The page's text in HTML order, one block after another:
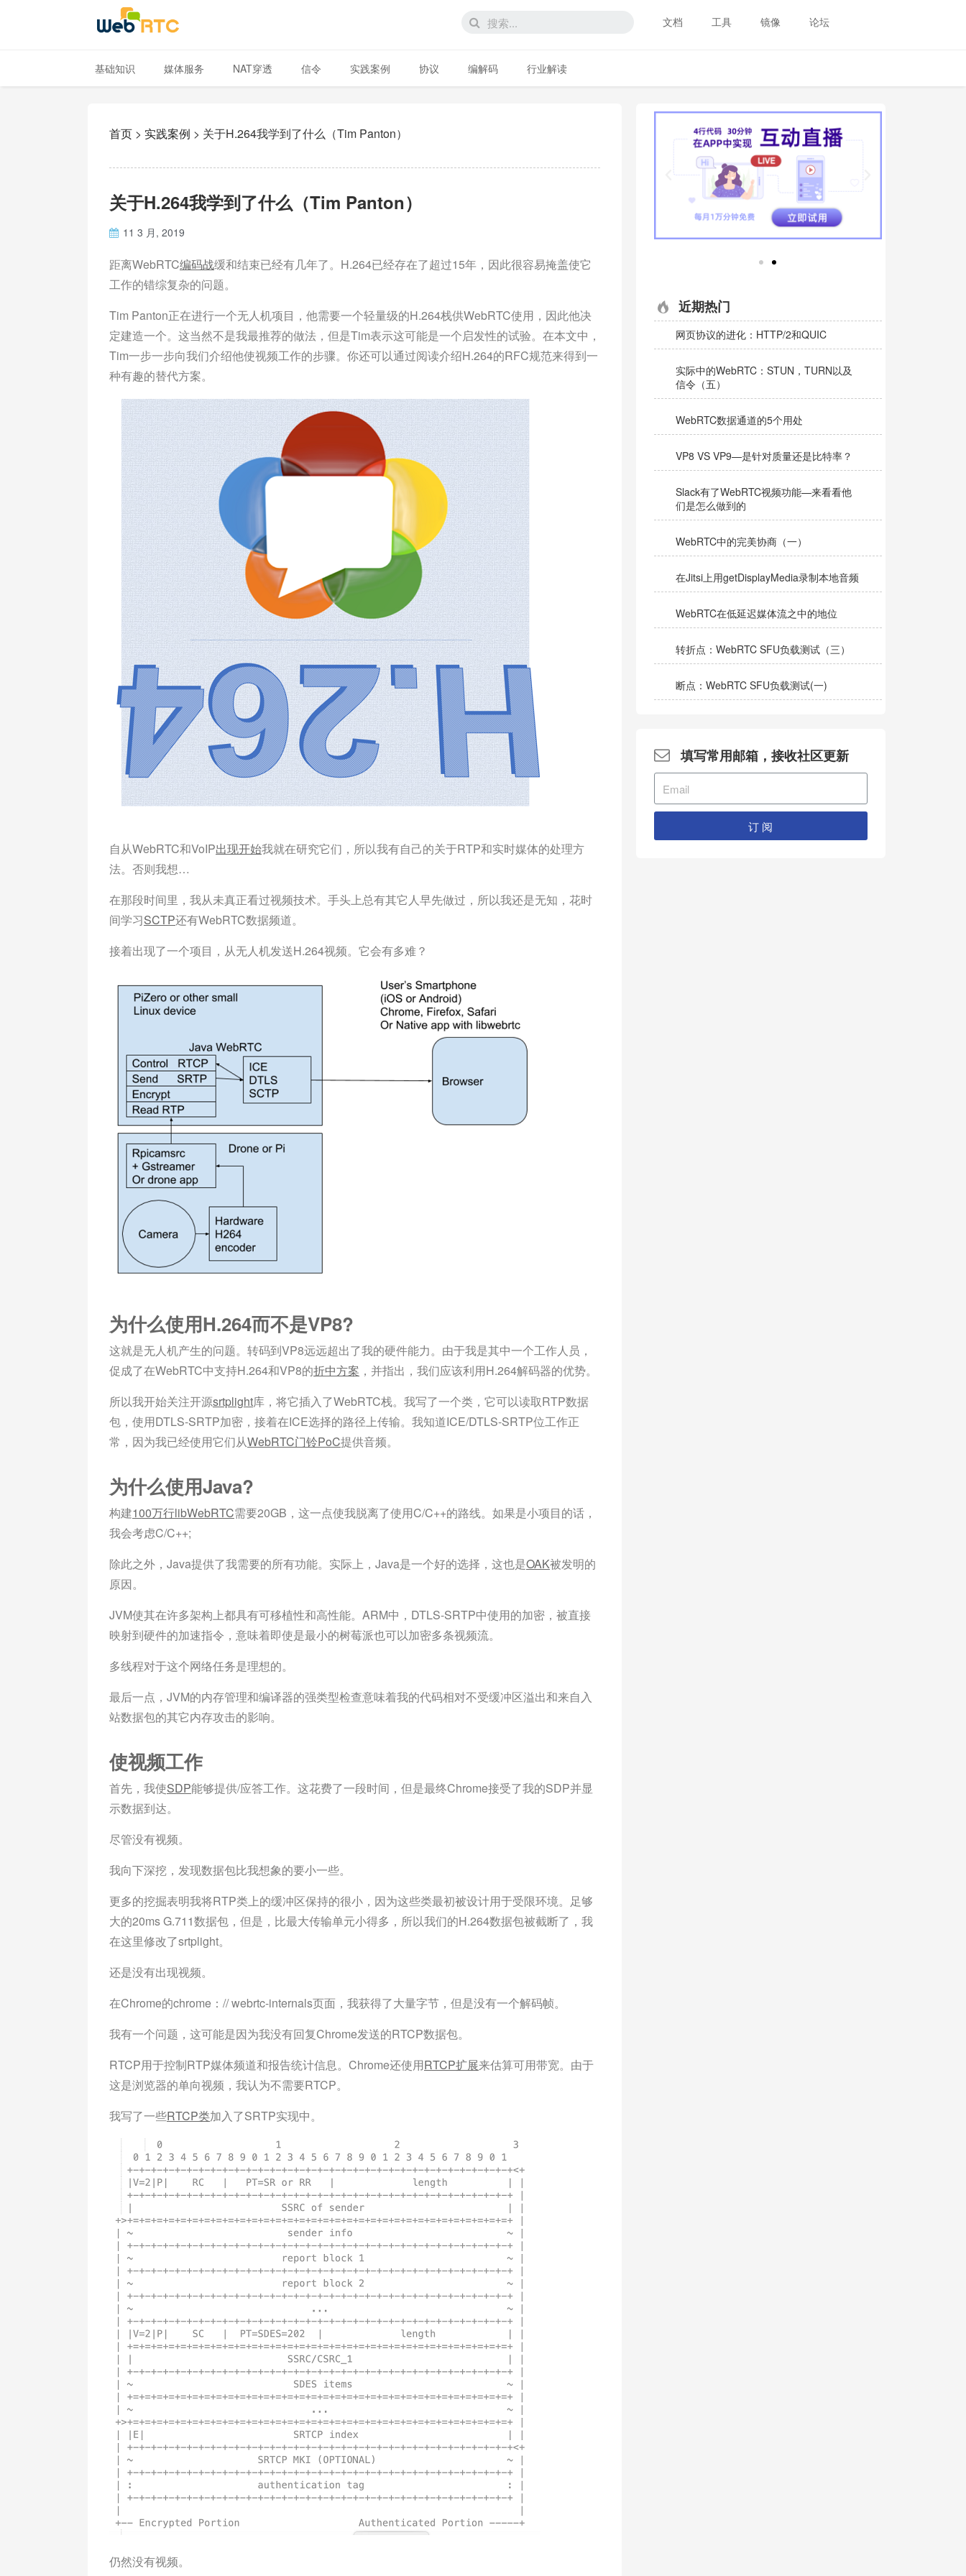
文档 工具 镜像 论坛
基础知识 媒体服务 NAT穿透 信令 实践案例 协议 编解码 行业解读
首页 > 实践案例 > 关于H.264我学到了什么（Tim Panton）
关于H.264我学到了什么（Tim Panton）
11 3 月, 2019
距离WebRTC编码战缓和结束已经有几年了。H.264已经存在了超过15年，因此很容易掩盖使它
工作的错综复杂的问题。
Tim Panton正在进行一个无人机项目，他需要一个轻量级的H.264栈供WebRTC使用，因此他决
定建造一个。这当然不是我最推荐的做法，但是Tim表示这可能是一个启发性的试验。在本文中，
Tim一步一步向我们介绍他使视频工作的步骤。你还可以通过阅读介绍H.264的RFC规范来得到一
种有趣的替代方案。
自从WebRTC和VoIP出现开始我就在研究它们，所以我有自己的关于RTP和实时媒体的处理方
法。否则我想…
在那段时间里，我从未真正看过视频技术。手头上总有其它人早先做过，所以我还是无知，花时
间学习SCTP还有WebRTC数据频道。
接着出现了一个项目，从无人机发送H.264视频。它会有多难？
为什么使用H.264而不是VP8?
这就是无人机产生的问题。转码到VP8远远超出了我的硬件能力。由于我是其中一个工作人员，
促成了在WebRTC中支持H.264和VP8的折中方案 ，并指出，我们应该利用H.264解码器的优势。
所以我开始关注开源srtplight库，将它插入了WebRTC栈。我写了一个类，它可以读取RTP数据
包，使用DTLS-SRTP加密，接着在ICE选择的路径上传输。我知道ICE/DTLS-SRTP位工作正
常，因为我已经使用它们从WebRTC门铃PoC提供音频。
为什么使用Java?
构建100万行libWebRTC需要20GB，这一点使我脱离了使用C/C++的路线。如果是小项目的话，
我会考虑C/C++;
除此之外，Java提供了我需要的所有功能。实际上，Java是一个好的选择，这也是OAK被发明的
原因。
JVM使其在许多架构上都具有可移植性和高性能。ARM中，DTLS-SRTP中使用的加密，被直接
映射到硬件的加速指令，意味着即使是最小的树莓派也可以加密多条视频流。
多线程对于这个网络任务是理想的。
最后一点，JVM的内存管理和编译器的强类型检查意味着我的代码相对不受缓冲区溢出和来自入
站数据包的其它内存攻击的影响。
使视频工作
首先，我使SDP能够提供/应答工作。这花费了一段时间，但是最终Chrome接受了我的SDP并显
示数据到达。
尽管没有视频。
我向下深挖，发现数据包比我想象的要小一些。
更多的挖掘表明我将RTP类上的缓冲区保持的很小，因为这些类最初被设计用于受限环境。足够
大的20ms G.711数据包，但是，比最大传输单元小得多，所以我们的H.264数据包被截断了，我
在这里修改了srtplight。
还是没有出现视频。
在Chrome的chrome：// webrtc-internals页面，我获得了大量字节，但是没有一个解码帧。
我有一个问题，这可能是因为我没有回复Chrome发送的RTCP数据包。
RTCP用于控制RTP媒体频道和报告统计信息。Chrome还使用RTCP扩展来估算可用带宽。由于
这是浏览器的单向视频，我认为不需要RTCP。
我写了一些RTCP类加入了SRTP实现中。
仍然没有视频。
近期热门
网页协议的进化：HTTP/2和QUIC
实际中的WebRTC：STUN，TURN以及
信令（五）
WebRTC数据通道的5个用处
VP8 VS VP9—是针对质量还是比特率？
Slack有了WebRTC视频功能—来看看他
们是怎么做到的
WebRTC中的完美协商（一）
在Jitsi上用getDisplayMedia录制本地音频
WebRTC在低延迟媒体流之中的地位
转折点：WebRTC SFU负载测试（三）
断点：WebRTC SFU负载测试(一)
填写常用邮箱，接收社区更新
订 阅